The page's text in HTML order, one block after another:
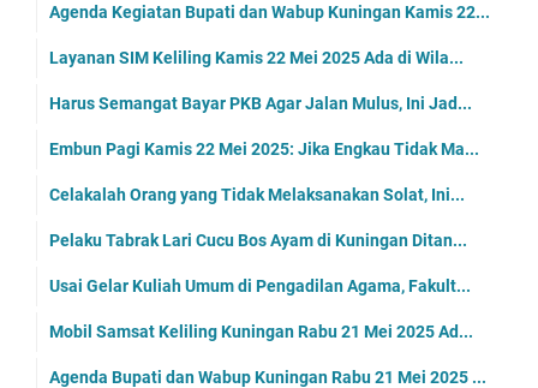
Agenda Kegiatan Bupati dan Wabup Kuningan Kamis 22...
Layanan SIM Keliling Kamis 22 Mei 2025 Ada di Wila...
Harus Semangat Bayar PKB Agar Jalan Mulus, Ini Jad...
Embun Pagi Kamis 22 Mei 2025: Jika Engkau Tidak Ma...
Celakalah Orang yang Tidak Melaksanakan Solat, Ini...
Pelaku Tabrak Lari Cucu Bos Ayam di Kuningan Ditan...
Usai Gelar Kuliah Umum di Pengadilan Agama, Fakult...
Mobil Samsat Keliling Kuningan Rabu 21 Mei 2025 Ad...
Agenda Bupati dan Wabup Kuningan Rabu 21 Mei 2025 ...